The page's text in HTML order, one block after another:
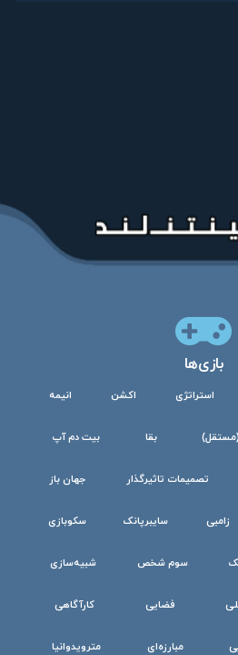
بازی‌ها
استراتژی اکشن انیمه
بقا بیت دم آپ
تصمیمات تاثیرگذار جهان باز
زامبی سایبرپانک سکوبازی
سوم شخص شبیه‌سازی
فضایی کارآگاهی
مبارزه‌ای مترویدوانیا